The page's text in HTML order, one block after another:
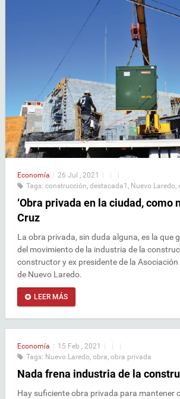
Economía | 26 Jul , 2021 | |
|
Tags: construcción destacada1 Nuevo Laredo
‘Obra privada en la ciudad, como
Cruz
La obra privada, sin duda alguna, es la que
del movimiento de la industria de la
constructor y ex presidente de la
de Nuevo Laredo.
LEER MÁS
Economía | 15 Feb , 2021 | |
|
Tags: Nuevo Laredo obra obra privada
Nada frena industria de la
Hay suficiente obra privada para mantener